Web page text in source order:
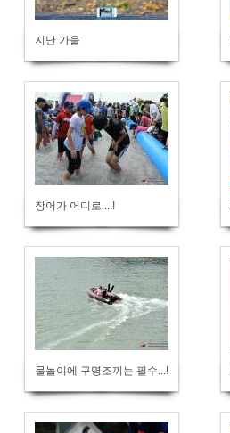
지난 가을
장어가 어디로....!
물놀이에 구명조끼는 필수...!